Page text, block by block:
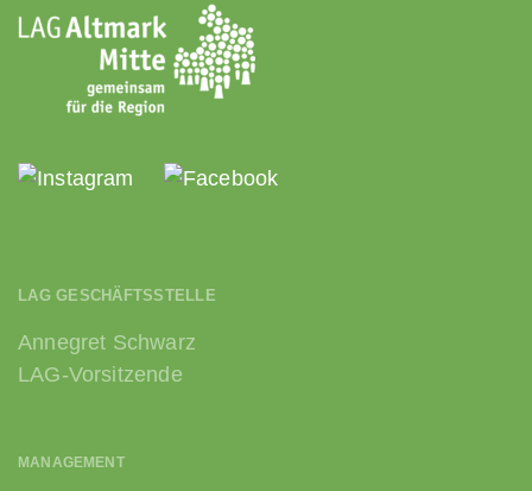
LAG GESCHÄFTSSTELLE
Annegret Schwarz
LAG-Vorsitzende
MANAGEMENT